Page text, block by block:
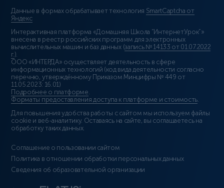
Данные в формах обрабатывает технология SmartCaptcha от
Яндекс
Интерактивная платформа «Домашняя Школа “ИнтернетУрок”»
внесена в реестр российских программ для электронных
вычислительных машин и баз данных (запись № 14133 от 01.07.2022
г.).
ООО «ИНТЕРДА» осуществляет деятельность в сфере
информационных технологий (код вида деятельности согласно
перечню, утверждённому Приказом Минцифры № 449 от
11.05.2023: 16.01)
Подробнее о платформе.
Форматы предоставления доступа к платформе и стоимость.
Для повышения удобства работы с сайтом мы используем файлы
cookie и веб-аналитику. Оставаясь на сайте, вы соглашаетесь на
обработку таких данных.
Соглашение о пользовании сайтом
Политика в отношении обработки персональных данных
Сведения об образовательной организации